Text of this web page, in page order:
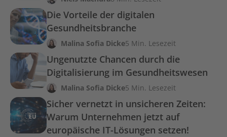
Die Vorteile der digitalen
Gesundheitsbranche
Malina Sofia Dicke5 Min. Lesezeit
Ungenutzte Chancen durch die
Digitalisierung im Gesundheitswesen
Malina Sofia Dicke5 Min. Lesezeit
Sicher vernetzt in unsicheren Zeiten:
Warum Unternehmen jetzt auf
europäische IT-Lösungen setzen!